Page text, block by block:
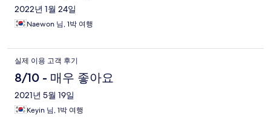
2022년 1월 24일
Naewon 님, 1박 여행
실제 이용 고객 후기
8/10 - 매우 좋아요
2021년 5월 19일
Keyin 님, 1박 여행